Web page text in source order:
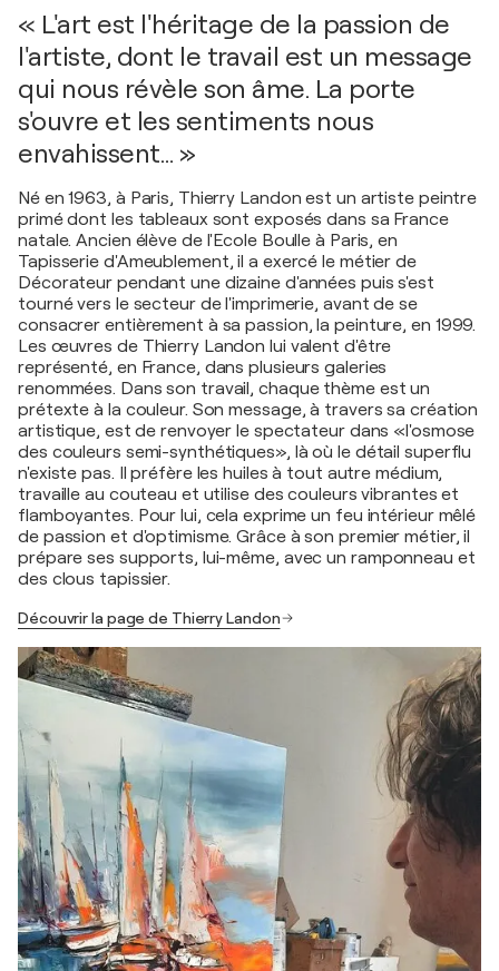
« L'art est l'héritage de la passion de
l'artiste, dont le travail est un message
qui nous révèle son âme. La porte
s'ouvre et les sentiments nous
envahissent… »
Né en 1963, à Paris, Thierry Landon est un artiste peintre
primé dont les tableaux sont exposés dans sa France
natale. Ancien élève de l'Ecole Boulle à Paris, en
Tapisserie d'Ameublement, il a exercé le métier de
Décorateur pendant une dizaine d'années puis s'est
tourné vers le secteur de l'imprimerie, avant de se
consacrer entièrement à sa passion, la peinture, en 1999.
Les œuvres de Thierry Landon lui valent d'être
représenté, en France, dans plusieurs galeries
renommées. Dans son travail, chaque thème est un
prétexte à la couleur. Son message, à travers sa création
artistique, est de renvoyer le spectateur dans «l'osmose
des couleurs semi-synthétiques», là où le détail superflu
n'existe pas. Il préfère les huiles à tout autre médium,
travaille au couteau et utilise des couleurs vibrantes et
flamboyantes. Pour lui, cela exprime un feu intérieur mêlé
de passion et d'optimisme. Grâce à son premier métier, il
prépare ses supports, lui-même, avec un ramponneau et
des clous tapissier.
Découvrir la page de Thierry Landon